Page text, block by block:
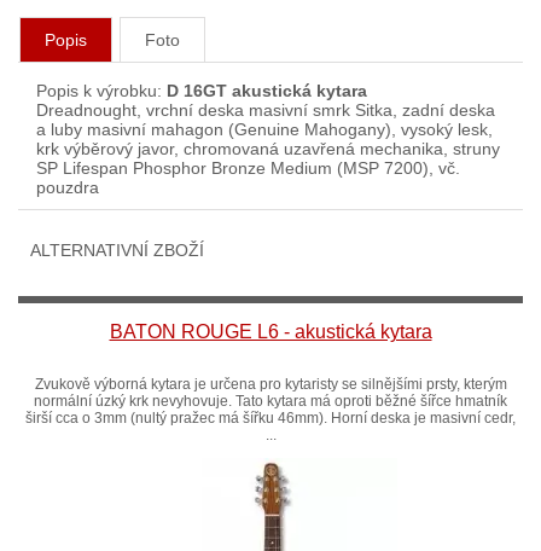
Popis Foto
Popis k výrobku: D 16GT akustická kytara
Dreadnought, vrchní deska masivní smrk Sitka, zadní deska
a luby masivní mahagon (Genuine Mahogany), vysoký lesk,
krk výběrový javor, chromovaná uzavřená mechanika, struny
SP Lifespan Phosphor Bronze Medium (MSP 7200), vč.
pouzdra
ALTERNATIVNÍ ZBOŽÍ
BATON ROUGE L6 - akustická kytara
Zvukově výborná kytara je určena pro kytaristy se silnějšími prsty, kterým
normální úzký krk nevyhovuje. Tato kytara má oproti běžné šířce hmatník
širší cca o 3mm (nultý pražec má šířku 46mm). Horní deska je masivní cedr,
...